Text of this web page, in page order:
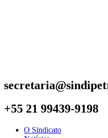
+55 21 99439-9198
O Sindicato